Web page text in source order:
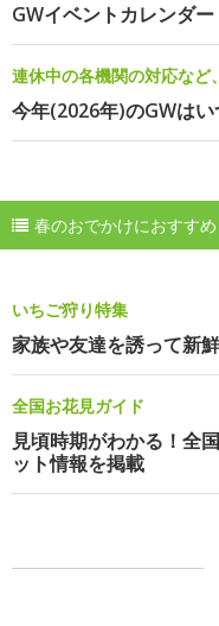
GWイベントカレンダー
連休中の各機関の対応など
今年(2026年)のGWは
春のおでかけにおすすめ
いちご狩り特集
家族や友達を誘って新
全国お花見ガイド
見頃時期がわかる！全
ット情報を掲載